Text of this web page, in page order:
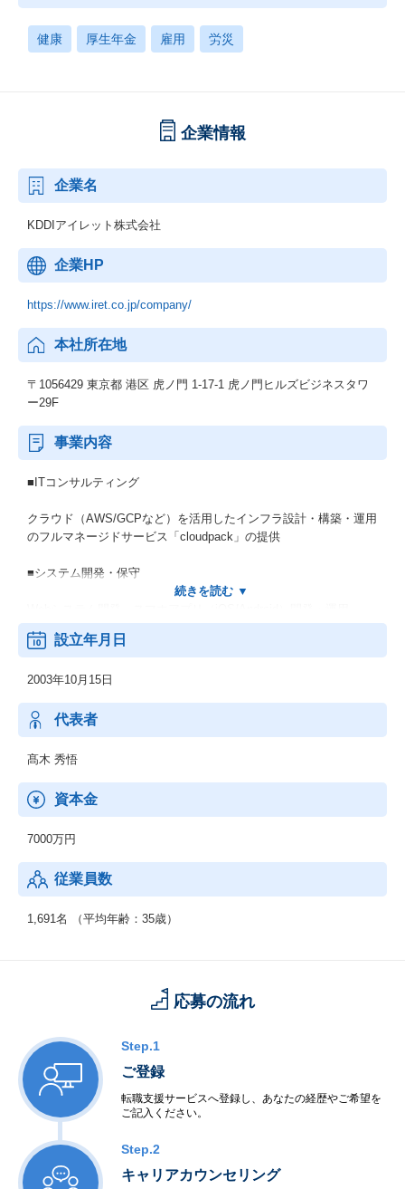
健康 厚生年金 雇用 労災
企業情報
企業名
KDDIアイレット株式会社
企業HP
https://www.iret.co.jp/company/
本社所在地
〒1056429 東京都 港区 虎ノ門 1-17-1 虎ノ門ヒルズビジネスタワ
ー29F
事業内容
■ITコンサルティング
クラウド（AWS/GCPなど）を活用したインフラ設計・構築・運用
のフルマネージドサービス「cloudpack」の提供
■システム開発・保守
■モバイルアプリケーション開発
グラフィック、UI/UXデザイン制作
設立年月日
2003年10月15日
代表者
髙木 秀悟
資本金
7000万円
従業員数
1,691名 （平均年齢：35歳）
応募の流れ
Step.1
ご登録
転職支援サービスへ登録し、あなたの経歴やご希望を
ご記入ください。
Step.2
キャリアカウンセリング